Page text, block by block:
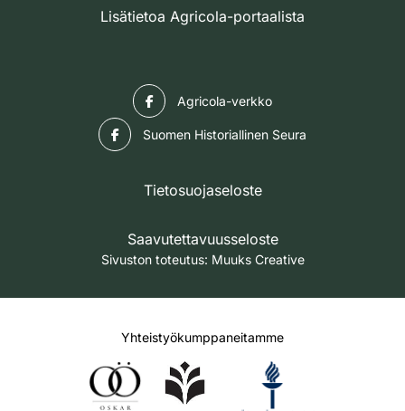
Lisätietoa Agricola-portaalista
Agricola-verkko
Suomen Historiallinen Seura
Tietosuojaseloste
Saavutettavuusseloste
Sivuston toteutus: Muuks Creative
Yhteistyökumppaneitamme